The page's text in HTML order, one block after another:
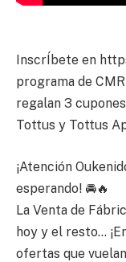
InscrÍbete en
programa de
regalan 3
Tottus y Tottus
¡Atención
esperando! 🚘🔥
La Venta de
hoy y el resto…
ofertas que